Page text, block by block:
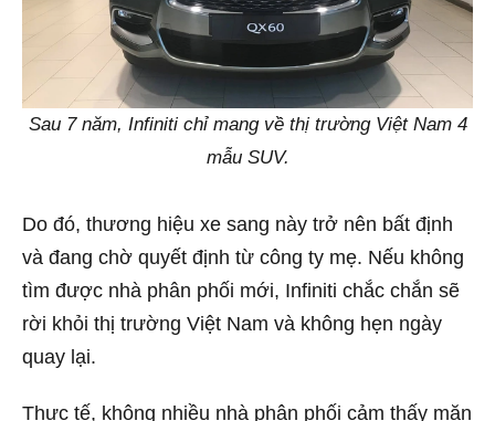
Sau 7 năm, Infiniti chỉ mang về thị trường Việt Nam 4
mẫu SUV.
Do đó, thương hiệu xe sang này trở nên bất định
và đang chờ quyết định từ công ty mẹ. Nếu không
tìm được nhà phân phối mới, Infiniti chắc chắn sẽ
rời khỏi thị trường Việt Nam và không hẹn ngày
quay lại.
Thực tế, không nhiều nhà phân phối cảm thấy mặn